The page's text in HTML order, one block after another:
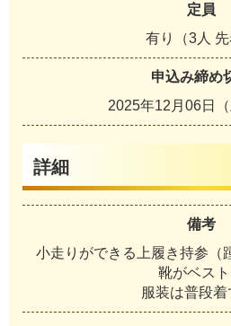
定員
有り（3人 先
申込み締め
2025年12月06日
詳細
備考
小走りができる上履き持参（
靴がベスト
服装は普段着